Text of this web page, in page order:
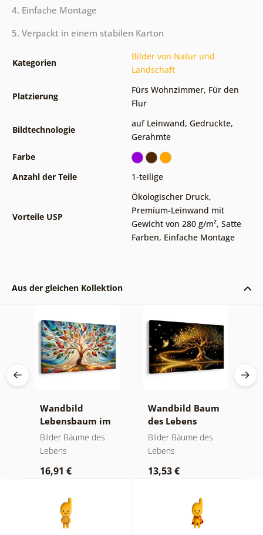
4. Einfache Montage
5. Verpackt in einem stabilen Karton
Kategorien
Bilder von Natur und
Landschaft
Platzierung
Fürs Wohnzimmer, Für den
Flur
Bildtechnologie
auf Leinwand, Gedruckte,
Gerahmte
Farbe
Anzahl der Teile
1-teilige
Vorteile USP
Ökologischer Druck,
Premium-Leinwand mit
Gewicht von 280 g/m², Satte
Farben, Einfache Montage
Aus der gleichen Kollektion
Wandbild
Lebensbaum im
bunten
Glasfenster
Bilder Bäume des
Lebens
16,91 €
Wandbild Baum
des Lebens
goldene Magie
Bilder Bäume des
Lebens
13,53 €